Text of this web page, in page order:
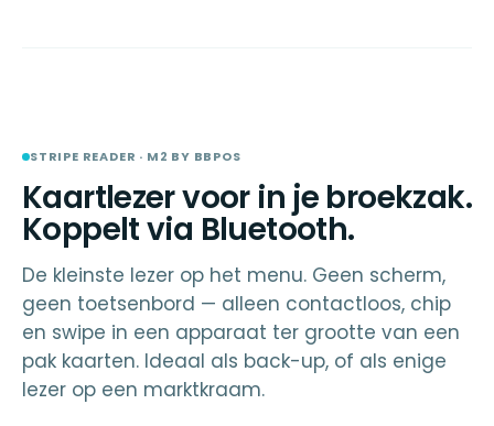
STRIPE READER · M2 BY BBPOS
Kaartlezer voor in je broekzak.
Koppelt via Bluetooth.
De kleinste lezer op het menu. Geen scherm,
geen toetsenbord — alleen contactloos, chip
en swipe in een apparaat ter grootte van een
pak kaarten. Ideaal als back-up, of als enige
lezer op een marktkraam.